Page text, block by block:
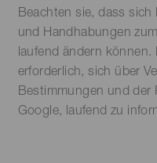
Beachten sie, dass
und Handhabungen
laufend ändern
erforderlich, sich über
Bestimmungen und der
Google, laufend zu